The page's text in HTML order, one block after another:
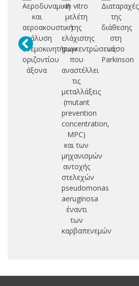
Αεροδυναμική
και
αεροακουστική
ανάλυση
ανεμοκινητήρων
οριζοντίου
άξονα
In vitro
μελέτη
της
ελάχιστης
συγκεντρώσεως
που
αναστέλλει
τις
μεταλλάξεις
(mutant
prevention
concentration,
MPC)
και των
μηχανισμών
αντοχής
στελεχών
pseudomonas
aeruginosa
έναντι
των
καρβαπενεμών
Διαταραχές
της
διάθεσης
στη
νόσο
Parkinson